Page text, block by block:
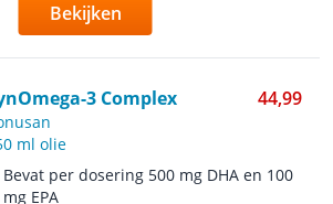
Bekijken
3 Complex 44,99
ml olie
Bevat per dosering 500 mg DHA en 100
mg EPA